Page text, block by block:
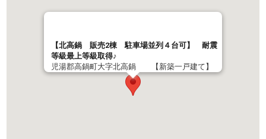
【北高鍋 販売2棟 駐車場並列４台可】 耐震
等級最上等級取得♪
児湯郡高鍋町大字北高鍋 【新築一戸建て】